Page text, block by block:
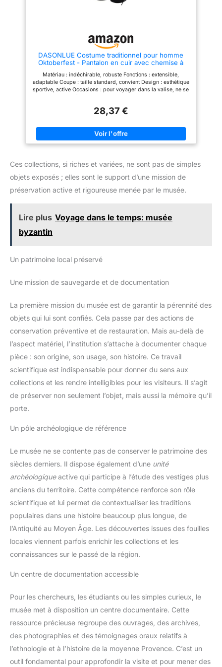
brodé, les couleurs font écho à
traditionnelle trachten (robe
traditionnelle), tout en intégrant
facilement une ambiance
authentique Oktoberfest. Match:
scène de l'Oktoberfest, peut
chaussures en cuir de style
bavarois, des sabots, ou un
(pour les femmes), superposé
avec des cerceaux de même
style, collier, renforcer
petites chaussures blanches
minimalistes, CARDIGAN tricoté,
changer le sens du casual, peut
également être combiné avec un
style moderne, adapté au vent
autres styles variés. Champ
précis aux besoins
vestimentaires des événements
être utilisé pour les mariages
folkloriques, les cérémonies
traditionnelles formelles,
montrant l'élégance solennelle;
Everyday avec jupe midi
longueur avec design
classique, idéal pour les fêtes
répondre à la recherche d'une
femme pour le style bavarois ou
look romantique, couvrant
plusieurs scènes à porter et à
assortir. Cadeau: plein de
caractéristiques de la culture
dirndl + artisanat raffiné,
directement utilisés pour les
DASONLUE Costume traditionnel pour homme
Oktoberfest - Pantalon en cuir avec chemise à
Carnaval - Fête de la bière - Costume traditionnel
allemand - Kit
Matériau : indéchirable, robuste Fonctions : extensible,
adaptable Coupe : taille standard, convient Design : esthétique
sportive, active Occasions : pour voyager dans la valise, ne se
28,37 €
Ces collections, si riches et variées, ne sont pas de simples
objets exposés ; elles sont le support d’une mission de
préservation active et rigoureuse menée par le musée.
Lire plus Voyage dans le temps: musée
byzantin
Un patrimoine local préservé
Une mission de sauvegarde et de documentation
La première mission du musée est de garantir la pérennité des
objets qui lui sont confiés. Cela passe par des actions de
conservation préventive et de restauration. Mais au-delà de
l’aspect matériel, l’institution s’attache à documenter chaque
pièce : son origine, son usage, son histoire. Ce travail
scientifique est indispensable pour donner du sens aux
collections et les rendre intelligibles pour les visiteurs. Il s’agit
de préserver non seulement l’objet, mais aussi la mémoire qu’il
porte.
Un pôle archéologique de référence
Le musée ne se contente pas de conserver le patrimoine des
siècles derniers. Il dispose également d’une unité
archéologiqueactive qui participe à l’étude des vestiges plus
anciens du territoire. Cette compétence renforce son rôle
scientifique et lui permet de contextualiser les traditions
populaires dans une histoire beaucoup plus longue, de
l’Antiquité au Moyen Âge. Les découvertes issues des fouilles
locales viennent parfois enrichir les collections et les
connaissances sur le passé de la région.
Un centre de documentation accessible
Pour les chercheurs, les étudiants ou les simples curieux, le
musée met à disposition un centre documentaire. Cette
ressource précieuse regroupe des ouvrages, des archives,
des photographies et des témoignages oraux relatifs à
l’ethnologie et à l’histoire de la moyenne Provence. C’est un
outil fondamental pour approfondir la visite et pour mener des